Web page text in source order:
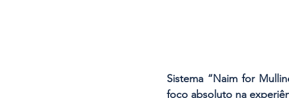
Sistema “Naim for
foco absoluto na